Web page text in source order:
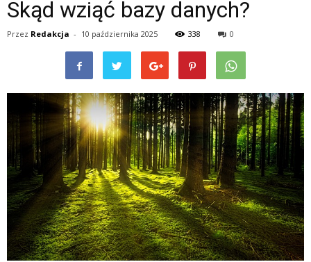
Skąd wziąć bazy danych?
Przez Redakcja - 10 października 2025 338 0